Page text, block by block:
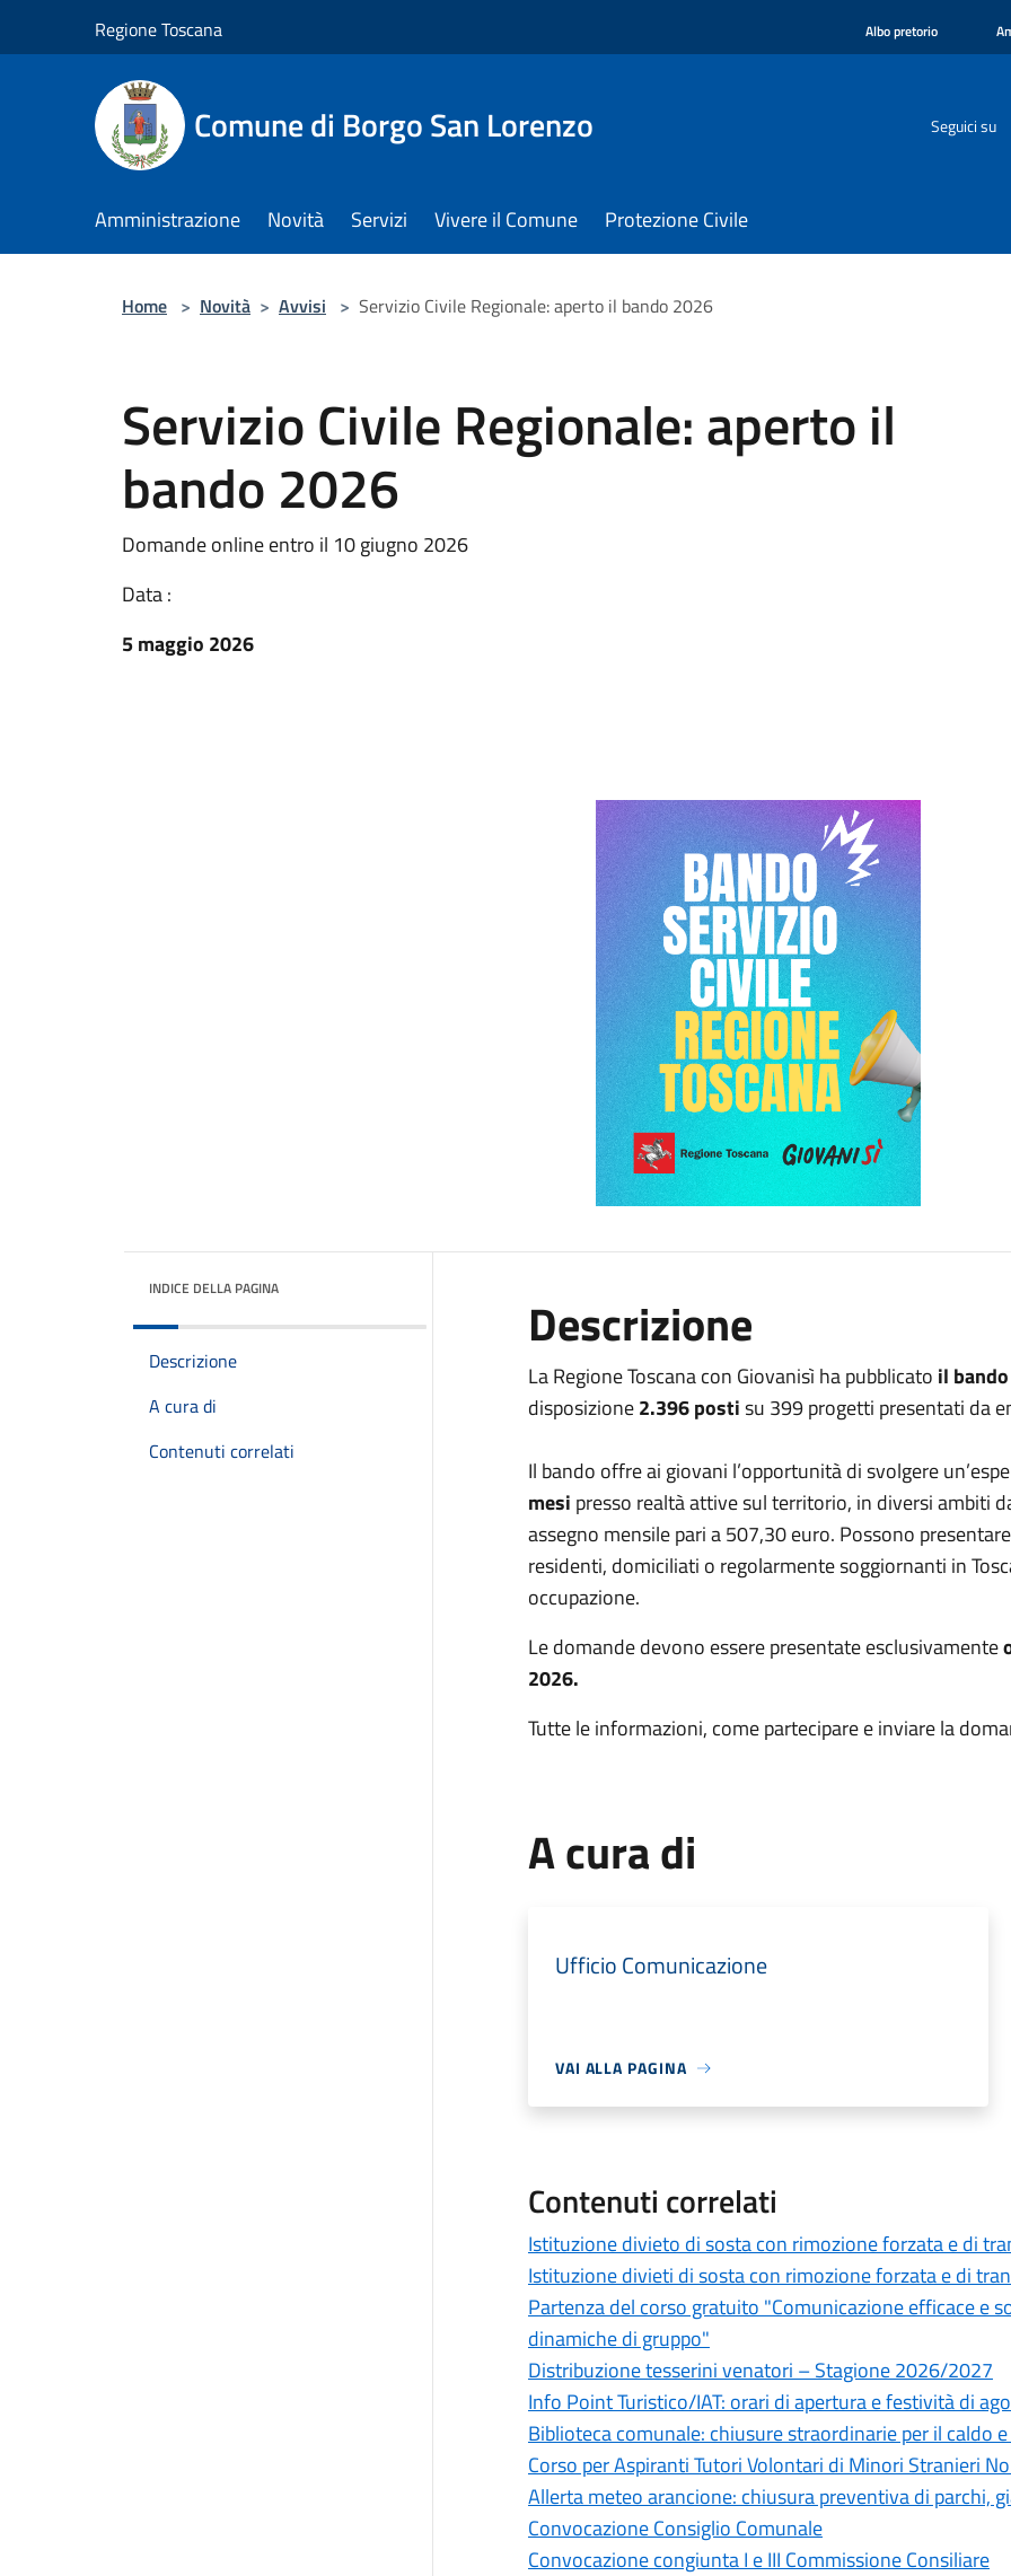
Regione Toscana Albo pretorio
Comune di Borgo San Lorenzo Seguici su
Amministrazione Novità Servizi Vivere il Comune Protezione Civile
Home > Novità > Avvisi > Servizio Civile Regionale: aperto il bando 2026
Servizio Civile Regionale: aperto il
bando 2026
Domande online entro il 10 giugno 2026
Data :
5 maggio 2026
INDICE DELLA PAGINA
Descrizione
A cura di
Contenuti correlati
Descrizione
La Regione Toscana con Giovanisì ha pubblicato il
disposizione2.396 postisu 399 progetti presentati da
Il bando offre ai giovani l’opportunità di svolgere
mesi presso realtà attive sul territorio, in diversi ambiti
assegno mensile pari a 507,30 euro. Possono
residenti, domiciliati o regolarmente soggiornanti in
occupazione.
Le domande devono essere presentate esclusivamente
2026.
Tutte le informazioni, come partecipare e inviare la
A cura di
Ufficio Comunicazione
VAI ALLA PAGINA
Contenuti correlati
Istituzione divieto di sosta con rimozione forzata e di
Istituzione divieti di sosta con rimozione forzata e di
Partenza del corso gratuito "Comunicazione efficace e
dinamiche di gruppo"
Distribuzione tesserini venatori – Stagione 2026/2027
Info Point Turistico/IAT: orari di apertura e festività di
Biblioteca comunale: chiusure straordinarie per il caldo
Corso per Aspiranti Tutori Volontari di Minori Stranieri
Allerta meteo arancione: chiusura preventiva di parchi,
Convocazione Consiglio Comunale
Convocazione congiunta I e III Commissione Consiliare